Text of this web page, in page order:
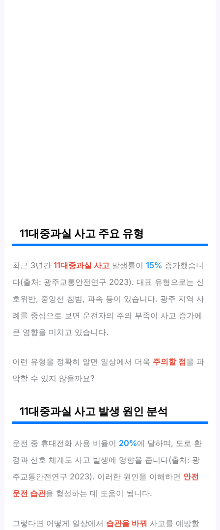
11대중과실 사고 주요 유형
최근 3년간11대중과실 사고 발생률이15% 증가했습니
다(출처: 광주교통안전연구 2023). 대표 유형으로는 신
호위반, 중앙선 침범, 과속 등이 있습니다. 광주 지역 사
례를 중심으로 보면 운전자의 주의 부족이 사고 증가에
큰 영향을 미치고 있습니다.
이런 유형을 정확히 알면 일상에서 더욱 주의할 점을 파
악할 수 있지 않을까요?
11대중과실 사고 발생 원인 분석
운전 중 휴대전화 사용 비율이 20%에 달하며, 도로 환
경과 신호 체계도 사고 발생에 영향을 줍니다(출처: 광
주교통안전연구 2023). 이러한 원인을 이해하면 안전
운전 습관을 형성하는 데 도움이 됩니다.
그렇다면 어떻게 일상에서 습관을 바꿔 사고를 예방할